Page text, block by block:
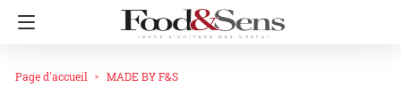
Page d'accueil MADE BY F&S